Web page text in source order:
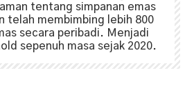
tentang simpanan emas
telah membimbing lebih 800
secara peribadi. Menjadi
sepenuh masa sejak 2020.